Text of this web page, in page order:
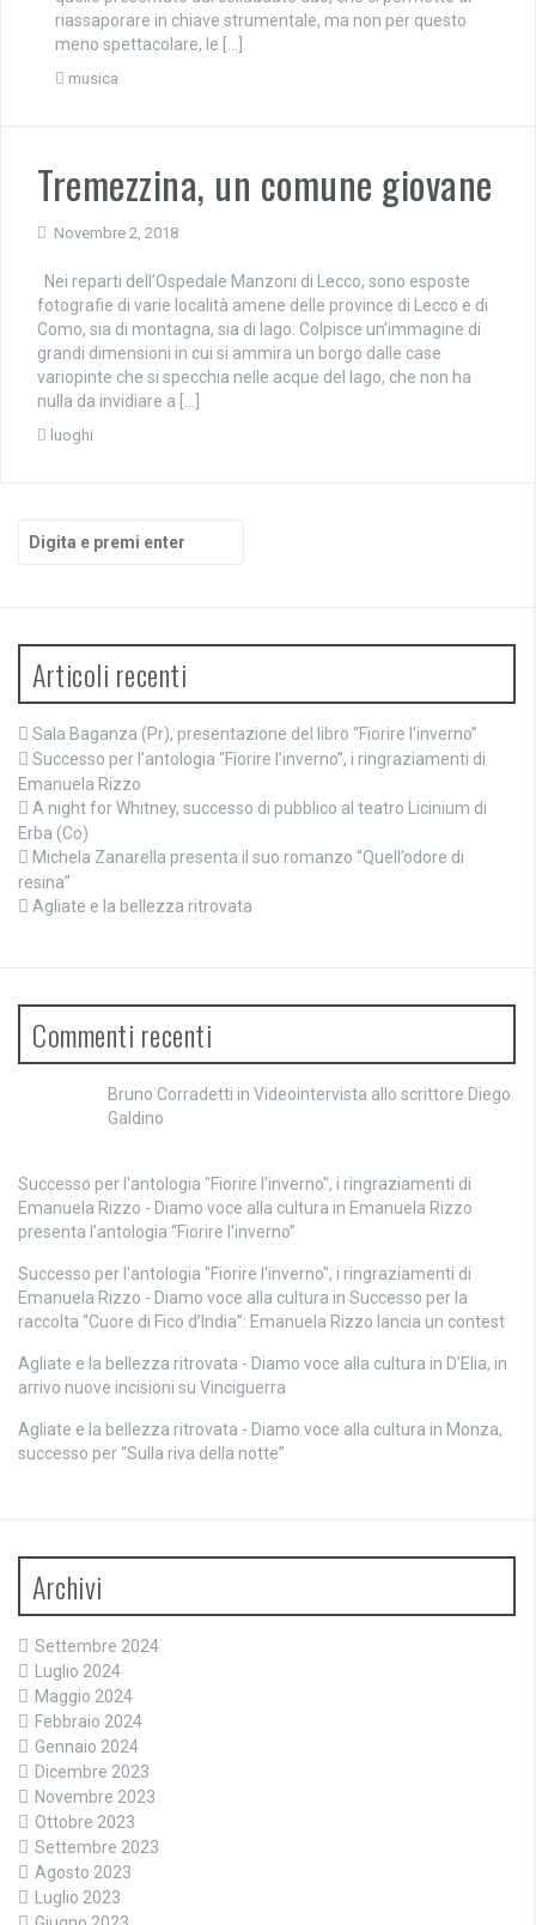
riassaporare in chiave strumentale, ma non per questo
meno spettacolare, le […]
musica
Tremezzina, un comune giovane
Novembre 2, 2018
Nei reparti dell’Ospedale Manzoni di Lecco, sono esposte
fotografie di varie località amene delle province di Lecco e di
Como, sia di montagna, sia di lago. Colpisce un’immagine di
grandi dimensioni in cui si ammira un borgo dalle case
variopinte che si specchia nelle acque del lago, che non ha
nulla da invidiare a […]
luoghi
Articoli recenti
Sala Baganza (Pr), presentazione del libro “Fiorire l’inverno”
Successo per l’antologia “Fiorire l’inverno”, i ringraziamenti di
Emanuela Rizzo
A night for Whitney, successo di pubblico al teatro Licinium di
Erba (Co)
Michela Zanarella presenta il suo romanzo “Quell’odore di
resina”
Agliate e la bellezza ritrovata
Commenti recenti
Bruno Corradetti in Videointervista allo scrittore Diego
Galdino
Successo per l'antologia "Fiorire l'inverno", i ringraziamenti di
Emanuela Rizzo - Diamo voce alla cultura in Emanuela Rizzo
presenta l’antologia “Fiorire l’inverno”
Successo per l'antologia "Fiorire l'inverno", i ringraziamenti di
Emanuela Rizzo - Diamo voce alla cultura in Successo per la
raccolta “Cuore di Fico d’India”: Emanuela Rizzo lancia un contest
Agliate e la bellezza ritrovata - Diamo voce alla cultura in D’Elia, in
arrivo nuove incisioni su Vinciguerra
Agliate e la bellezza ritrovata - Diamo voce alla cultura in Monza,
successo per “Sulla riva della notte”
Archivi
Settembre 2024
Luglio 2024
Maggio 2024
Febbraio 2024
Gennaio 2024
Dicembre 2023
Novembre 2023
Ottobre 2023
Settembre 2023
Agosto 2023
Luglio 2023